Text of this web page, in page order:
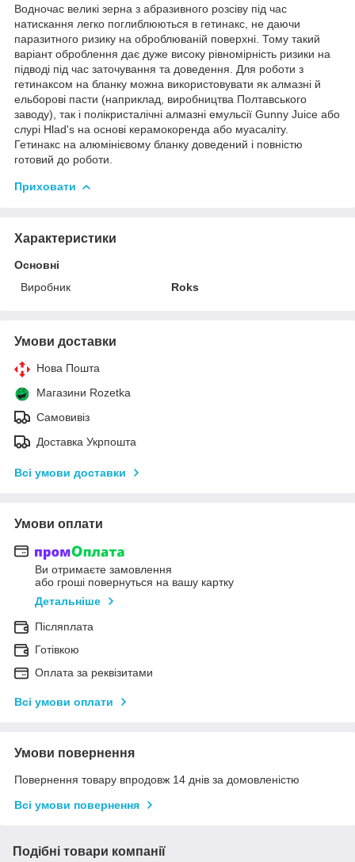
Водночас великі зерна з абразивного розсіву під час
натискання легко поглиблюються в гетинакс, не даючи
паразитного ризику на оброблюваній поверхні. Тому такий
варіант оброблення дає дуже високу рівномірність ризики на
підводі під час заточування та доведення. Для роботи з
гетинаксом на бланку можна використовувати як алмазні й
ельборові пасти (наприклад, виробництва Полтавського
заводу), так і полікристалічні алмазні емульсії Gunny Juice або
слурі Hlad's на основі керамокоренда або муасаліту.
Гетинакс на алюмінієвому бланку доведений і повністю
готовий до роботи.
Приховати
Характеристики
Основні
Виробник
Roks
Умови доставки
Нова Пошта
Магазини Rozetka
Самовивіз
Доставка Укрпошта
Всі умови доставки
Умови оплати
Ви отримаєте замовлення
або гроші повернуться на вашу картку
Детальніше
Післяплата
Готівкою
Оплата за реквізитами
Всі умови оплати
Умови повернення
Повернення товару впродовж 14 днів за домовленістю
Всі умови повернення
Подібні товари компанії